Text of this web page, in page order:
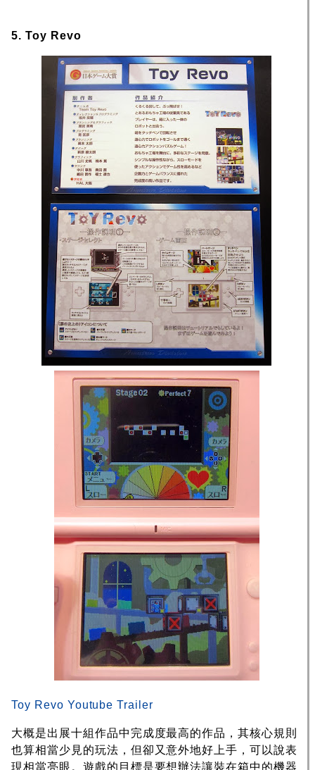
5. Toy Revo
Toy Revo Youtube Trailer
大概是出展十組作品中完成度最高的作品，其核心規則
也算相當少見的玩法，但卻又意外地好上手，可以說表
現相當亮眼。遊戲的目標是要想辦法讓裝在箱中的機器